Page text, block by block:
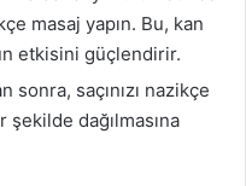
masaj yapın. Bu, kan
etkisini güçlendirir.
sonra, saçınızı nazikçe
dağılmasına